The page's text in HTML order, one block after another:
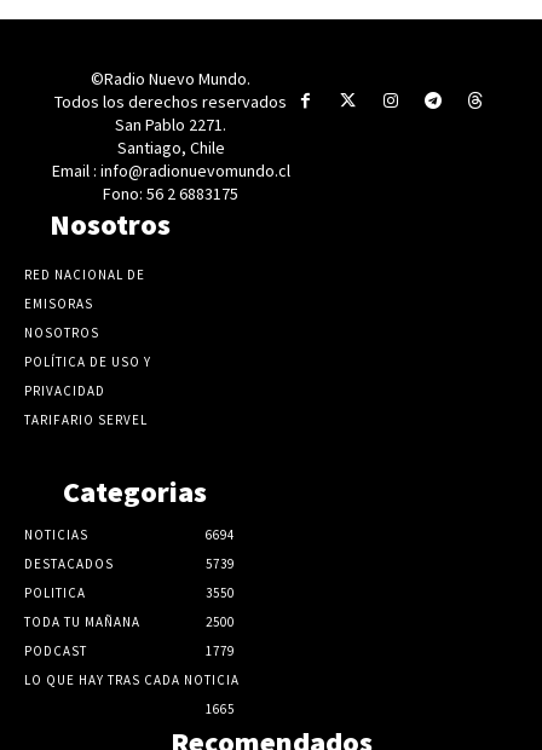
©Radio Nuevo Mundo.
Todos los derechos reservados
San Pablo 2271.
Santiago, Chile
Email : info@radionuevomundo.cl
Fono: 56 2 6883175
Nosotros
RED NACIONAL DE
EMISORAS
NOSOTROS
POLÍTICA DE USO Y
PRIVACIDAD
TARIFARIO SERVEL
Categorias
NOTICIAS
6694
DESTACADOS
5739
POLITICA
3550
TODA TU MAÑANA
2500
PODCAST
1779
LO QUE HAY TRAS CADA NOTICIA
1665
Recomendados